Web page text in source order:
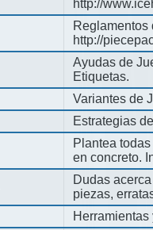
http://
Reglamentos
http://
Ayudas de
Etiquetas.
Variantes de
Estrategias
Plantea
en concreto.
Dudas
piezas,